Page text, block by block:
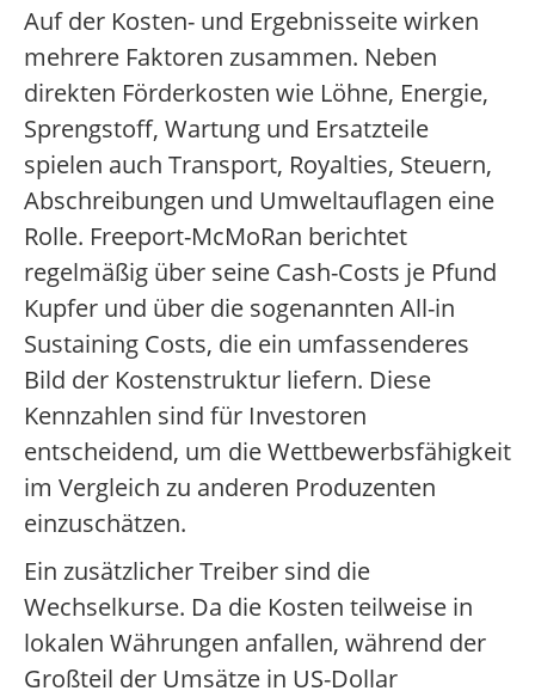
Auf der Kosten- und Ergebnisseite wirken
mehrere Faktoren zusammen. Neben
direkten Förderkosten wie Löhne, Energie,
Sprengstoff, Wartung und Ersatzteile
spielen auch Transport, Royalties, Steuern,
Abschreibungen und Umweltauflagen eine
Rolle. Freeport-McMoRan berichtet
regelmäßig über seine Cash-Costs je Pfund
Kupfer und über die sogenannten All-in
Sustaining Costs, die ein umfassenderes
Bild der Kostenstruktur liefern. Diese
Kennzahlen sind für Investoren
entscheidend, um die Wettbewerbsfähigkeit
im Vergleich zu anderen Produzenten
einzuschätzen.
Ein zusätzlicher Treiber sind die
Wechselkurse. Da die Kosten teilweise in
lokalen Währungen anfallen, während der
Großteil der Umsätze in US-Dollar